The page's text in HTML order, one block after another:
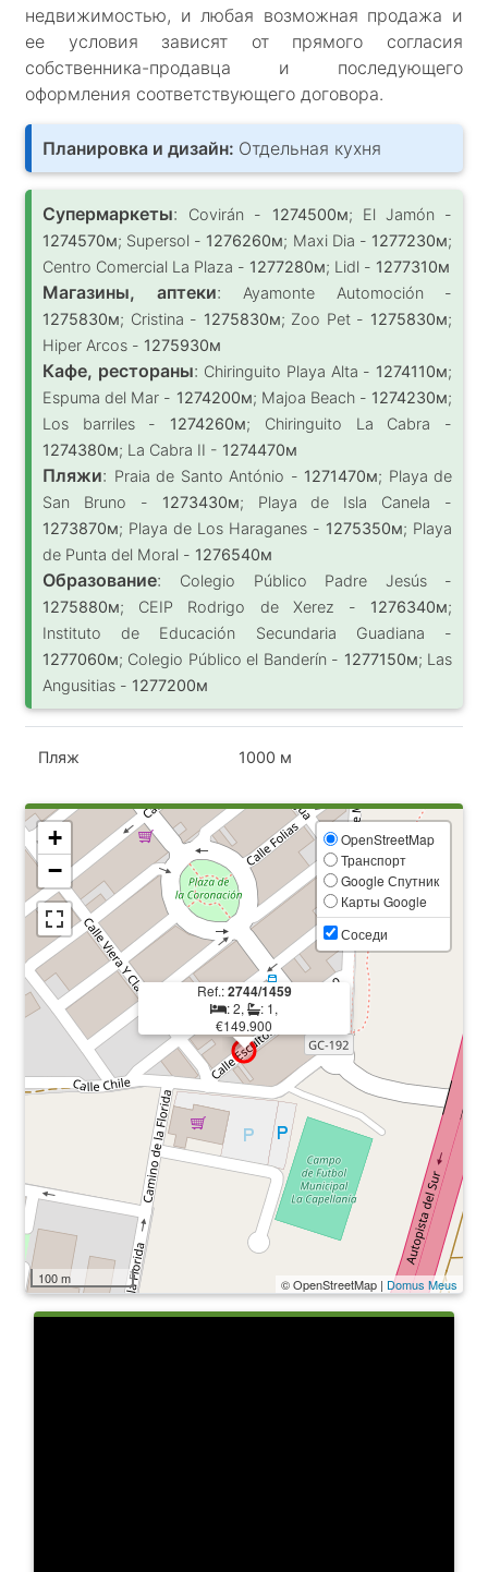
недвижимостью, и любая возможная продажа и
ее условия зависят от прямого согласия
собственника-продавца и последующего
оформления соответствующего договора.
Планировка и дизайн: Отдельная кухня
Супермаркеты: Covirán - 1274500м; El Jamón -
1274570м; Supersol - 1276260м; Maxi Dia - 1277230м;
Centro Comercial La Plaza - 1277280м; Lidl - 1277310м
Магазины, аптеки:
Ayamonte Automoción -
1275830м; Cristina - 1275830м; Zoo Pet - 1275830м;
Hiper Arcos - 1275930м
Кафе, рестораны: Chiringuito Playa Alta - 1274110м;
Espuma del Mar - 1274200м; Majoa Beach - 1274230м;
Los barriles - 1274260м; Chiringuito La Cabra -
1274380м; La Cabra II - 1274470м
Пляжи: Praia de Santo António - 1271470м; Playa de
San Bruno - 1273430м; Playa de Isla Canela -
1273870м; Playa de Los Haraganes - 1275350м; Playa
de Punta del Moral - 1276540м
Образование:
Colegio Público Padre Jesús -
1275880м; CEIP Rodrigo de Xerez - 1276340м;
Instituto de Educación Secundaria Guadiana -
1277060м; Colegio Público el Banderín - 1277150м; Las
Angusitias - 1277200м
Пляж 1000 м
Ref.:2744/1459
: 2,
: 1,
€149.900
+
−
OpenStreetMap
Транспорт
Google Спутник
Карты Google
Соседи
100 m © OpenStreetMap | Domus Meus